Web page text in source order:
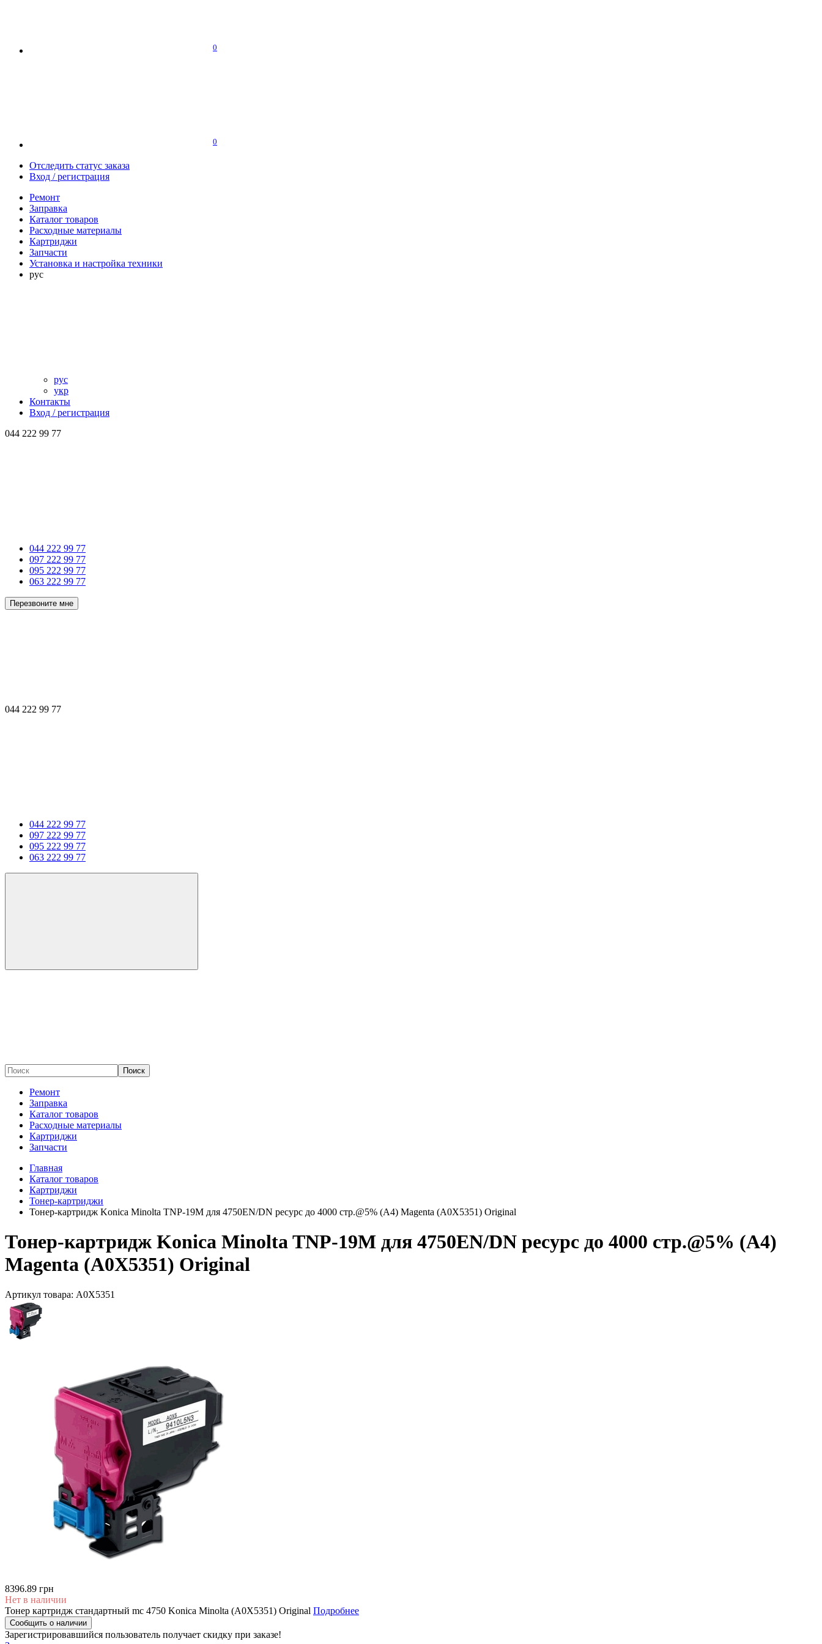
0
0
Отследить статус заказа
Вход / регистрация
Ремонт
Заправка
Каталог товаров
Расходные материалы
Картриджи
Запчасти
Установка и настройка техники
рус
рус
укр
Контакты
Вход / регистрация
044 222 99 77
044 222 99 77
097 222 99 77
095 222 99 77
063 222 99 77
Перезвоните мне
044 222 99 77
044 222 99 77
097 222 99 77
095 222 99 77
063 222 99 77
Поиск
Ремонт
Заправка
Каталог товаров
Расходные материалы
Картриджи
Запчасти
Главная
Каталог товаров
Картриджи
Тонер-картриджи
Тонер-картридж Konica Minolta TNP-19M для 4750EN/DN ресурс до 4000 стр.@5% (A4) Magenta (A0X5351) Original
Тонер-картридж Konica Minolta TNP-19M для 4750EN/DN ресурс до 4000 стр.@5% (A4)
Magenta (A0X5351) Original
Артикул товара: A0X5351
8396.89 грн
Нет в наличии
Тонер картридж стандартный mc 4750 Konica Minolta (A0X5351) Original Подробнее
Сообщить о наличии
Зарегистрировавшийся пользователь получает скидку при заказе!